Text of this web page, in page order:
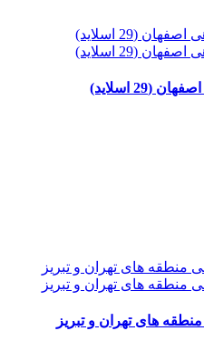
اسلاید)
های تهران و تبریز